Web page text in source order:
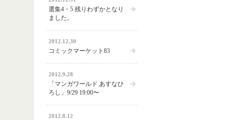
選集4・5 残りわずかとなり
ました。
2012.12.30
コミックマーケット83
2012.9.28
「マンガワールド あすなひ
ろし」9/29 19:00〜
2012.8.12